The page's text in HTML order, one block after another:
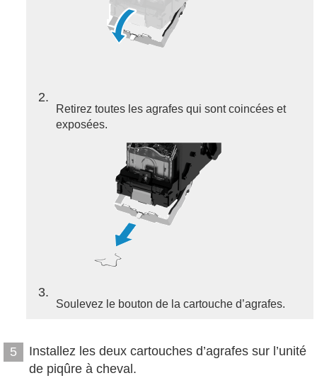
2
Retirez toutes les agrafes qui sont coincées et
exposées.
3
Soulevez le bouton de la cartouche d’agrafes.
5
Installez les deux cartouches d’agrafes sur l’unité
de piqûre à cheval.